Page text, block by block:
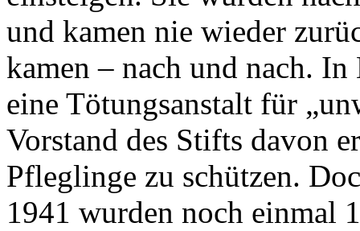
und kamen nie wieder
kamen – nach und nach.
eine Tötungsanstalt für
Vorstand des Stifts davon
Pfleglinge zu schützen.
1941 wurden noch einmal